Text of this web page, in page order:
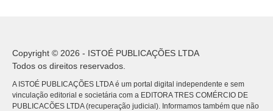
Copyright © 2026 - ISTOÉ PUBLICAÇÕES LTDA
Todos os direitos reservados.
A ISTOÉ PUBLICAÇÕES LTDA é um portal digital independente e sem
vinculação editorial e societária com a EDITORA TRES COMÉRCIO DE
PUBLICACÕES LTDA (recuperação judicial). Informamos também que não